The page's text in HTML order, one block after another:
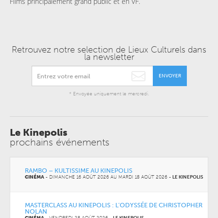
Retrouvez notre selection de Lieux Culturels dans
la newsletter
ENVOYER
* Envoyée uniquement le mercredi.
Le Kinepolis
prochains événements
RAMBO – KULTISSIME AU KINEPOLIS
CINÉMA - DIMANCHE 16 AOÛT 2026 AU MARDI 18 AOÛT 2026 - LE KINEPOLIS
MASTERCLASS AU KINEPOLIS : L’ODYSSÉE DE CHRISTOPHER
NOLAN